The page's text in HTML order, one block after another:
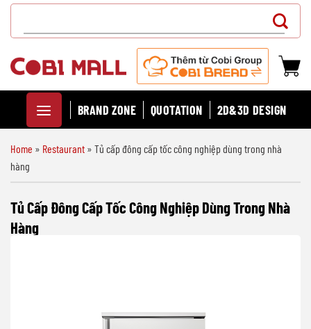
Chuyển
dung
for:
BRAND ZONE QUOTATION 2D&3D DESIGN
Home » Restaurant » Tủ cấp đông cấp tốc công nghiệp dùng trong nhà
hàng
Tủ Cấp Đông Cấp Tốc Công Nghiệp Dùng Trong Nhà
Hàng